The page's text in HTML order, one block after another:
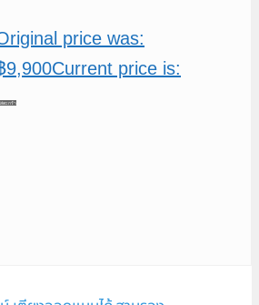
price was:
9,900Current price is:
ส่ตะกร้า